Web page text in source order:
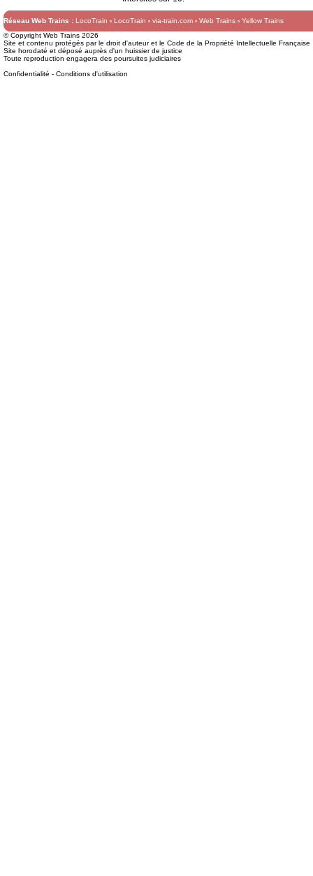
Réseau Web Trains : LocoTrain LocoTrain via-train.com Web Trains
Yellow Trains
© Copyright Web Trains 2026
Site et contenu protégés par le droit d'auteur et le Code de la Propriété Intellectuelle Française
Site horodaté et déposé auprès d'un huissier de justice
Toute reproduction engagera des poursuites judiciaires
Confidentialité - Conditions d'utilisation